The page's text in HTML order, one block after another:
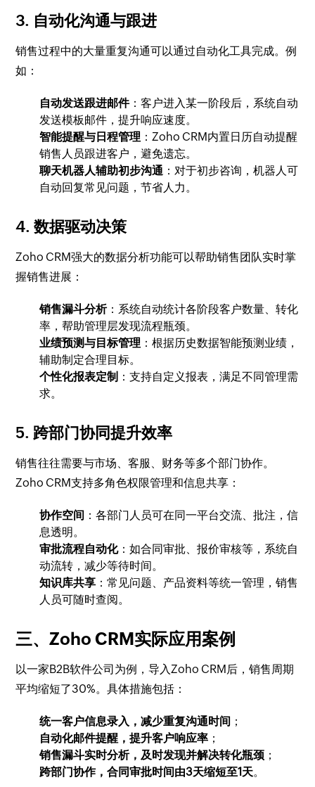
3. 自动化沟通与跟进
销售过程中的大量重复沟通可以通过自动化工具完成。例
如：
自动发送跟进邮件：客户进入某一阶段后，系统自动
发送模板邮件，提升响应速度。
智能提醒与日程管理 ：Zoho CRM内置日历自动提醒
销售人员跟进客户，避免遗忘。
聊天机器人辅助初步沟通 ：对于初步咨询，机器人可
自动回复常见问题，节省人力。
4. 数据驱动决策
Zoho CRM强大的数据分析功能可以帮助销售团队实时掌
握销售进展：
销售漏斗分析：系统自动统计各阶段客户数量、转化
率，帮助管理层发现流程瓶颈。
业绩预测与目标管理 ：根据历史数据智能预测业绩，
辅助制定合理目标。
个性化报表定制 ：支持自定义报表，满足不同管理需
求。
5. 跨部门协同提升效率
销售往往需要与市场、客服、财务等多个部门协作。
Zoho CRM支持多角色权限管理和信息共享：
协作空间 ：各部门人员可在同一平台交流、批注，信
息透明。
审批流程自动化：如合同审批、报价审核等，系统自
动流转，减少等待时间。
知识库共享 ：常见问题、产品资料等统一管理，销售
人员可随时查阅。
三、Zoho CRM实际应用案例
以一家B2B软件公司为例，导入Zoho CRM后，销售周期
平均缩短了30%。具体措施包括：
统一客户信息录入，减少重复沟通时间 ；
自动化邮件提醒，提升客户响应率 ；
销售漏斗实时分析，及时发现并解决转化瓶颈 ；
跨部门协作，合同审批时间由3天缩短至1天。